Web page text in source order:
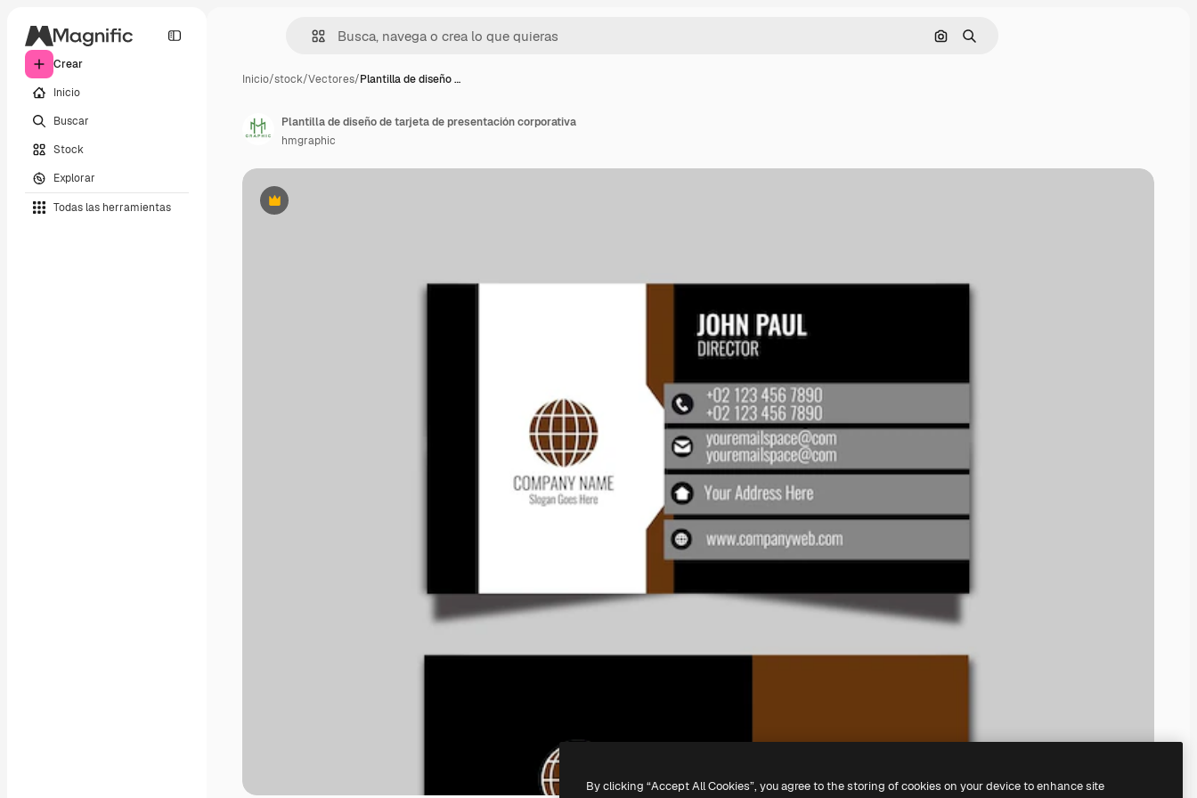
Crear
Inicio
Buscar
Stock
Explorar
Todas las herramientas
Buscar por imagen
Buscar
Inicio/stock/Vectores/Plantilla de diseño …
Premium
Plantilla de diseño de tarjeta de presentación corporativa
hmgraphic
By clicking “Accept All Cookies”, you agree to the storing of cookies on your device to enhance site